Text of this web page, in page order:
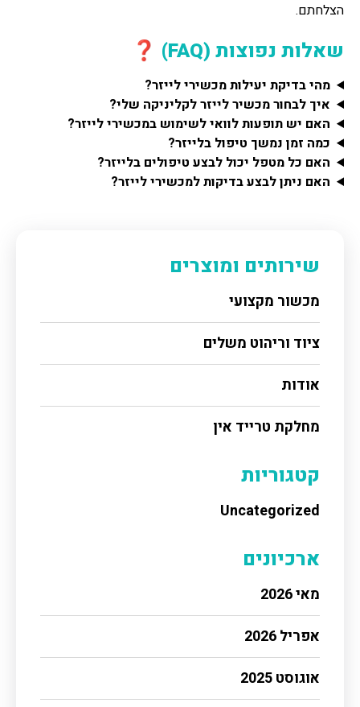
הצלחתם.
שאלות נפוצות (FAQ) ❓
מהי בדיקת יעילות מכשירי לייזר?
איך לבחור מכשיר לייזר לקליניקה שלי?
האם יש תופעות לוואי לשימוש במכשירי לייזר?
כמה זמן נמשך טיפול בלייזר?
האם כל מטפל יכול לבצע טיפולים בלייזר?
האם ניתן לבצע בדיקות למכשירי לייזר?
שירותים ומוצרים
מכשור מקצועי
ציוד וריהוט משלים
אודות
מחלקת טרייד אין
קטגוריות
Uncategorized
ארכיונים
מאי 2026
אפריל 2026
אוגוסט 2025